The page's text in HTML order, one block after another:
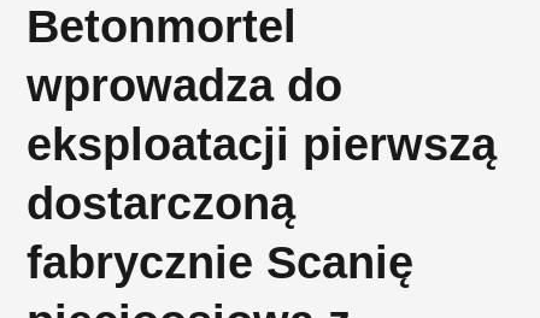
Betonmortel
wprowadza do
eksploatacji pierwszą
dostarczoną
fabrycznie Scanię